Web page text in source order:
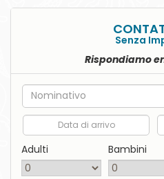
Senza
Rispondiamo
Nome
Data di arrivo
Adulti
Bambini